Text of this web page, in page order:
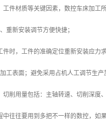
件材质等关键因素，数控车床加
重新安装调节方便快捷；
时，工件的准确定位重新安装应
表面；避免采用占机人工调节生产
削用量包括：主轴转速、切削深度、
往往要用到多把不一样的数控，